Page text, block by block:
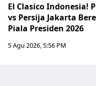
El Clasico Indonesia!
vs Persija Jakarta
Piala Presiden 2026
5 Agu 2026, 5:56 PM